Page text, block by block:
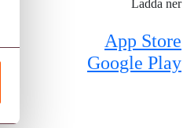
Ladda ner
App Store
Google Play